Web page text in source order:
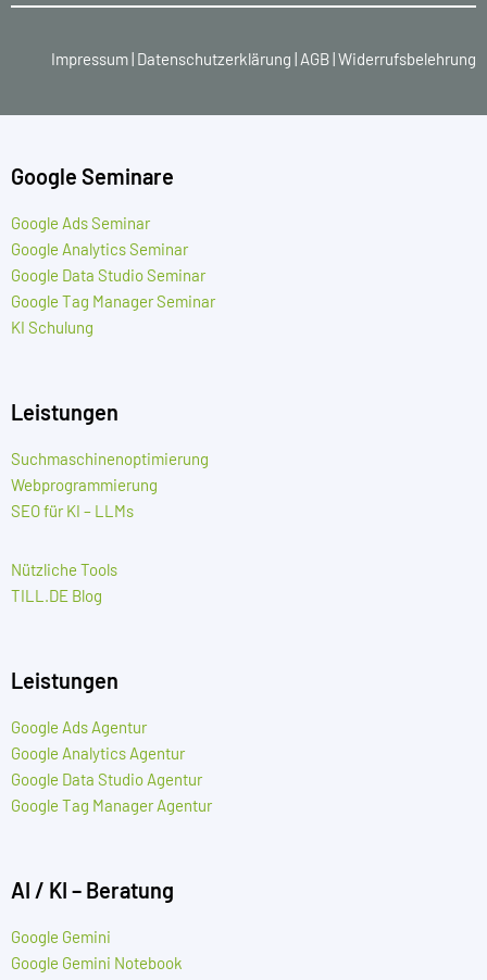
Impressum Datenschutzerklärung AGB Widerrufsbelehrung
Google Seminare
Google Ads Seminar
Google Analytics Seminar
Google Data Studio Seminar
Google Tag Manager Seminar
KI Schulung
Leistungen
Suchmaschinenoptimierung
Webprogrammierung
SEO für KI – LLMs
Nützliche Tools
TILL.DE Blog
Leistungen
Google Ads Agentur
Google Analytics Agentur
Google Data Studio Agentur
Google Tag Manager Agentur
AI / KI – Beratung
Google Gemini
Google Gemini Notebook